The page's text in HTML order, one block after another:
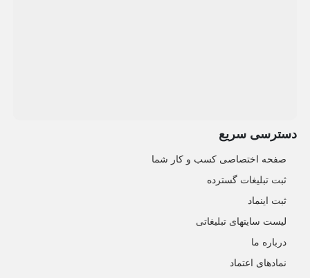
دسترسی سریع
صفحه اختصاصی کسب و کار شما
ثبت تبلیغات گسترده
ثبت اینماد
لیست سایتهای تبلیغاتی
درباره ما
نمادهای اعتماد